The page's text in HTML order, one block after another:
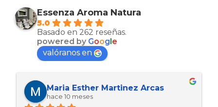
Essenza Aroma Natura
5.0
Basado en 262 reseñas.
powered by Goog e
valóranos en
Maria Esther Martinez Arcas
hace 10 meses